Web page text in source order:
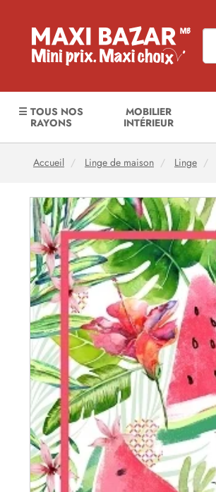
☰ TOUS NOS
RAYONS
MOBILIER
INTÉRIEUR
Accueil Linge de maison Linge